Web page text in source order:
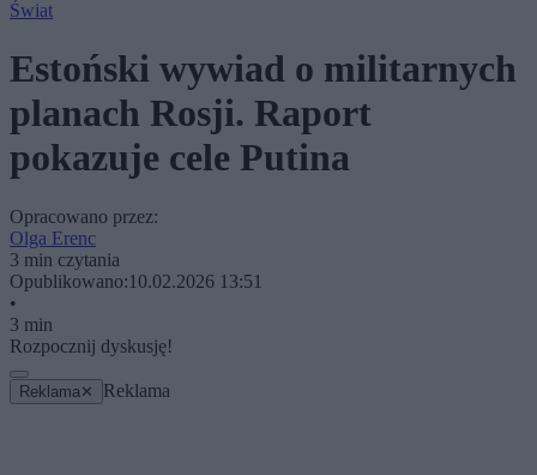
Świat
Estoński wywiad o militarnych
planach Rosji. Raport
pokazuje cele Putina
Opracowano przez:
Olga Erenc
3 min czytania
Opublikowano:10.02.2026 13:51
•
3 min
Rozpocznij dyskusję!
Reklama ✕ Reklama